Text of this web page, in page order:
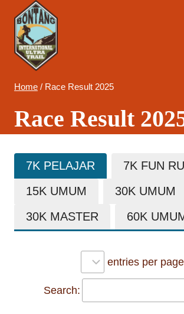
content
Home / Race Result 2025
Race Result
7K PELAJAR
7K FUN
15K UMUM
30K UMUM
30K MASTER
60K
entries per page
Search: